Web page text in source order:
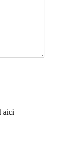
aici